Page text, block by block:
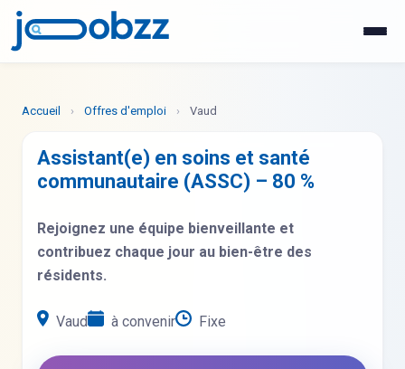
Accueil › Offres d'emploi › Vaud
Assistant(e) en soins et santé
communautaire (ASSC) – 80 %
Rejoignez une équipe bienveillante et
contribuez chaque jour au bien-être des
résidents.
Vaud à convenir Fixe